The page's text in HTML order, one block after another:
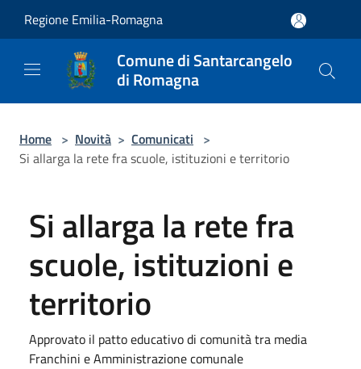
Regione Emilia-Romagna
Comune di Santarcangelo
di Romagna
Home > Novità > Comunicati >
Si allarga la rete fra scuole, istituzioni e territorio
Si allarga la rete fra
scuole, istituzioni e
territorio
Approvato il patto educativo di comunità tra media
Franchini e Amministrazione comunale